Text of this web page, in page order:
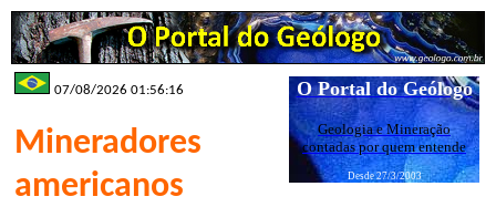
07/08/2026 01:56:16
Mineradores
americanos
O Portal do Geólogo
Geologia e Mineração
contadas por quem entende
Desde 27/3/2003